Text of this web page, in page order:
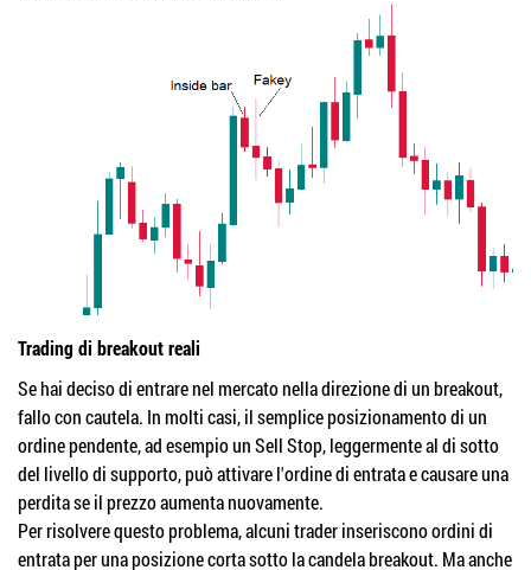
Trading di breakout reali
Se hai deciso di entrare nel mercato nella direzione di un breakout,
fallo con cautela. In molti casi, il semplice posizionamento di un
ordine pendente, ad esempio un Sell Stop, leggermente al di sotto
del livello di supporto, può attivare l'ordine di entrata e causare una
perdita se il prezzo aumenta nuovamente.
Per risolvere questo problema, alcuni trader inseriscono ordini di
entrata per una posizione corta sotto la candela breakout. Ma anche